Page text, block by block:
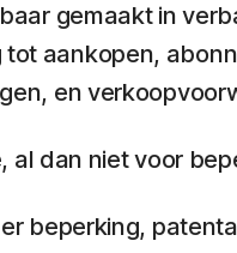
gemaakt in
aankopen,
en
al dan niet voor
beperking,